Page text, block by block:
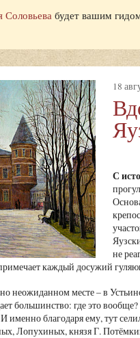
Соловьевабудет вашим
18
С
не
каждый досужий
неожиданном месте – в
большинство: где это
именно благодаря ему, тут
Лопухиных, князя Г.